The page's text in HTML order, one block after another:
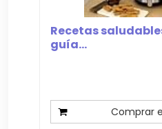
Recetas
guía...
Comprar